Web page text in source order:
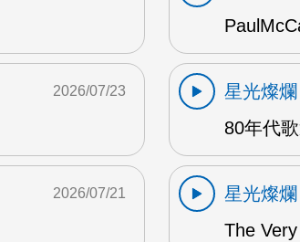
2026/07/23
星光燦爛
80年代
2026/07/21
星光燦爛
The